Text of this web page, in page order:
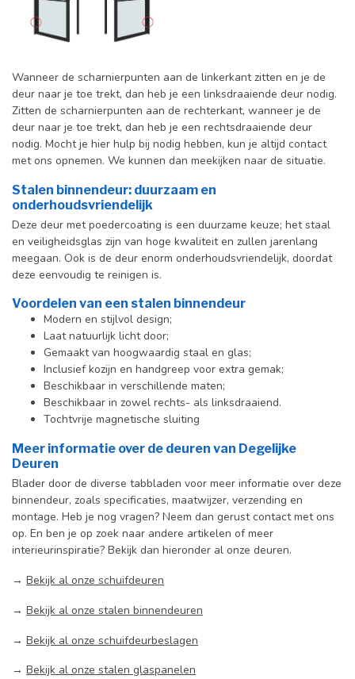
Wanneer de scharnierpunten aan de linkerkant zitten en je de
deur naar je toe trekt, dan heb je een linksdraaiende deur nodig.
Zitten de scharnierpunten aan de rechterkant, wanneer je de
deur naar je toe trekt, dan heb je een rechtsdraaiende deur
nodig. Mocht je hier hulp bij nodig hebben, kun je altijd contact
met ons opnemen. We kunnen dan meekijken naar de situatie.
Stalen binnendeur: duurzaam en
onderhoudsvriendelijk
Deze deur met poedercoating is een duurzame keuze; het staal
en veiligheidsglas zijn van hoge kwaliteit en zullen jarenlang
meegaan. Ook is de deur enorm onderhoudsvriendelijk, doordat
deze eenvoudig te reinigen is.
Voordelen van een stalen binnendeur
Modern en stijlvol design;
Laat natuurlijk licht door;
Gemaakt van hoogwaardig staal en glas;
Inclusief kozijn en handgreep voor extra gemak;
Beschikbaar in verschillende maten;
Beschikbaar in zowel rechts- als linksdraaiend.
Tochtvrije magnetische sluiting
Meer informatie over de deuren van Degelijke
Deuren
Blader door de diverse tabbladen voor meer informatie over deze
binnendeur, zoals specificaties, maatwijzer, verzending en
montage. Heb je nog vragen? Neem dan gerust contact met ons
op. En ben je op zoek naar andere artikelen of meer
interieurinspiratie? Bekijk dan hieronder al onze deuren.
→ Bekijk al onze schuifdeuren
→ Bekijk al onze stalen binnendeuren
→ Bekijk al onze schuifdeurbeslagen
→ Bekijk al onze stalen glaspanelen